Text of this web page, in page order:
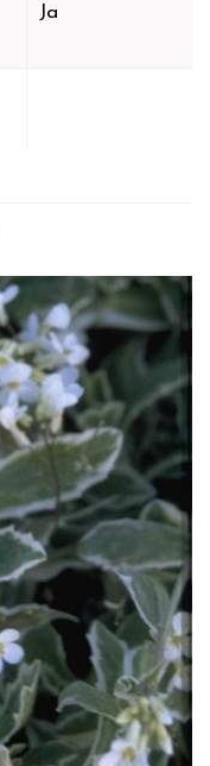
Ja